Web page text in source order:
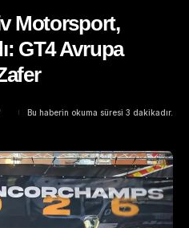
Motorsport,
GT4 Avrupa
Bu haberin okuma süresi 3 dakikadır.